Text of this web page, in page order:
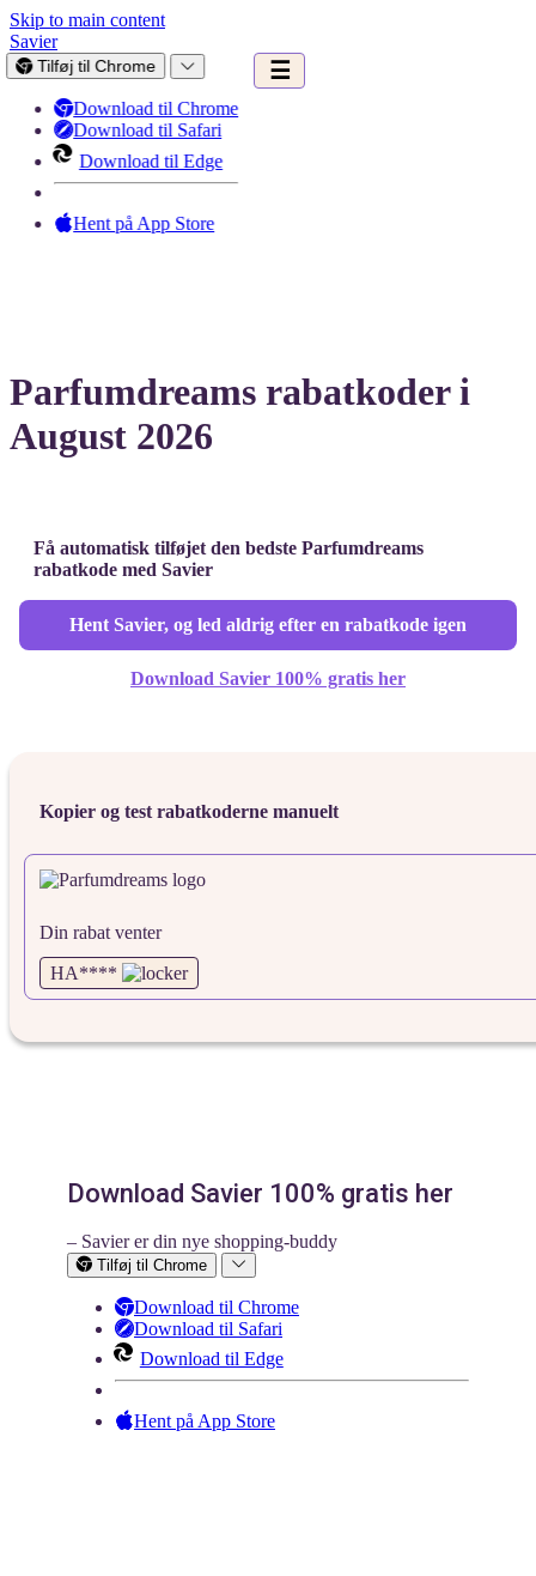
Skip to main content
Savier
Tilføj til Chrome
Download til Chrome
Download til Safari
Download til Edge
Hent på App Store
☰
Parfumdreams rabatkoder i
August 2026
Få automatisk tilføjet den bedste Parfumdreams
rabatkode med Savier
Hent Savier, og led aldrig efter en rabatkode igen
Download Savier 100% gratis her
Kopier og test rabatkoderne manuelt
Din rabat venter
HA****
Download Savier 100% gratis her
– Savier er din nye shopping-buddy
Tilføj til Chrome
Download til Chrome
Download til Safari
Download til Edge
Hent på App Store